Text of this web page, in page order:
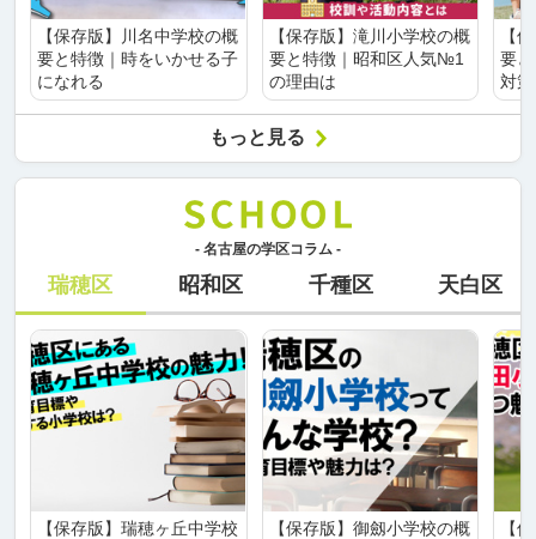
【保存版】川名中学校の概
要と特徴｜時をいかせる子
になれる
【保存版】滝川小学校の概
要と特徴｜昭和区人気№1
の理由は
【
要
対
もっと見る
- 名古屋の学区コラム -
瑞穂区 昭和区 千種区 天白区
【保存版】瑞穂ヶ丘中学校
【保存版】御劔小学校の概
【